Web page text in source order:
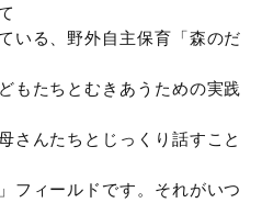
いる、野外自主保育「森のだ
もたちとむきあうための実践
さんたちとじっくり話すこと
フィールドです。それがいつ